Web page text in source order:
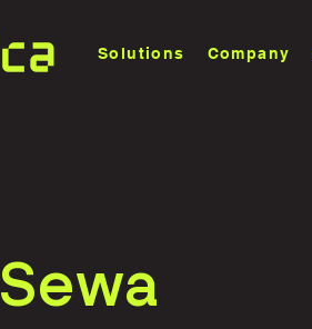
Solutions Company
Sewa